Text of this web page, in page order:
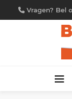
Vragen? Bel
09/230.88.44